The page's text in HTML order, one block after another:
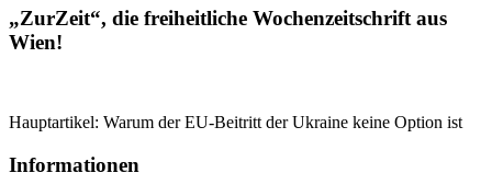
„ZurZeit“, die freiheitliche Wochenzeitschrift aus
Wien!
Hauptartikel: Warum der EU-Beitritt der Ukraine keine Option ist
Informationen